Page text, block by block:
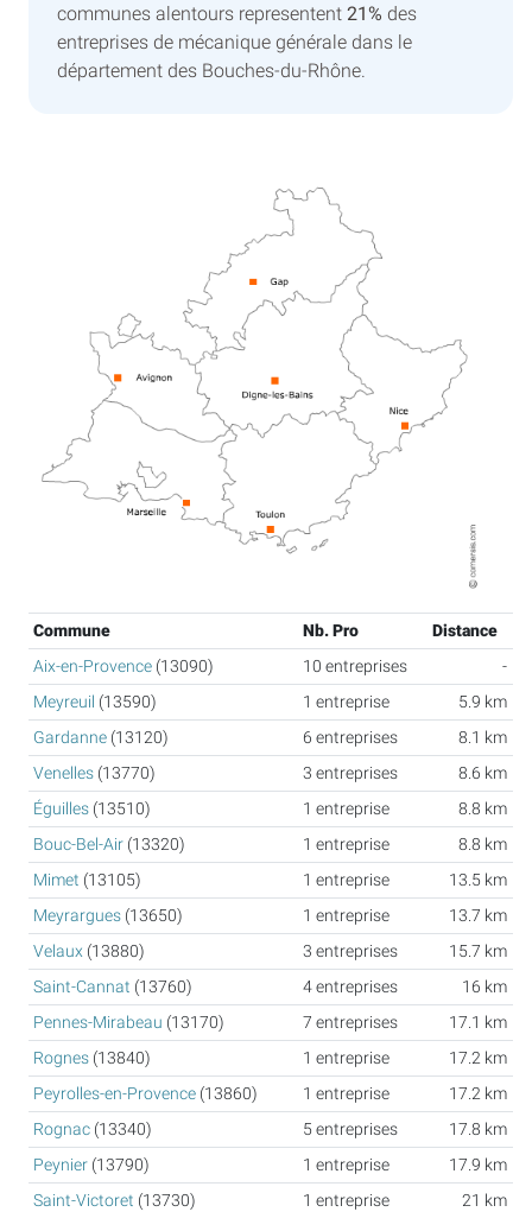
communes alentours representent 21% des
entreprises de mécanique générale dans le
département des Bouches-du-Rhône.
Commune Nb. Pro
Distance
Aix-en-Provence (13090) 10 entreprises
-
Meyreuil (13590) 1 entreprise
5.9 km
Gardanne (13120) 6 entreprises
8.1 km
Venelles (13770) 3 entreprises
8.6 km
Éguilles (13510) 1 entreprise
8.8 km
Bouc-Bel-Air (13320) 1 entreprise
8.8 km
Mimet (13105) 1 entreprise
13.5 km
Meyrargues (13650) 1 entreprise
13.7 km
Velaux (13880) 3 entreprises
15.7 km
Saint-Cannat (13760) 4 entreprises
16 km
Pennes-Mirabeau (13170) 7 entreprises
17.1 km
Rognes (13840) 1 entreprise
17.2 km
Peyrolles-en-Provence (13860) 1 entreprise
17.2 km
Rognac (13340) 5 entreprises
17.8 km
Peynier (13790) 1 entreprise
17.9 km
Saint-Victoret (13730) 1 entreprise
21 km